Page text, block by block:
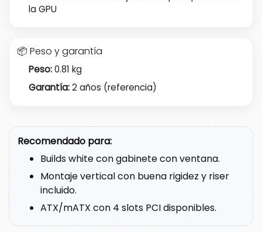
la GPU
📦 Peso y garantía
Peso:0.81 kg
Garantía:2 años (referencia)
Recomendado para:
Builds white con gabinete con ventana.
Montaje vertical con buena rigidez y riser
incluido.
ATX/mATX con 4 slots PCI disponibles.